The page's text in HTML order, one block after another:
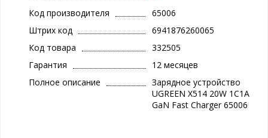
Код производителя
65006
Штрих код
6941876260065
Код товара
332505
Гарантия
12 месяцев
Полное описание
Зарядное устройство
UGREEN X514 20W 1C1A
GaN Fast Charger 65006